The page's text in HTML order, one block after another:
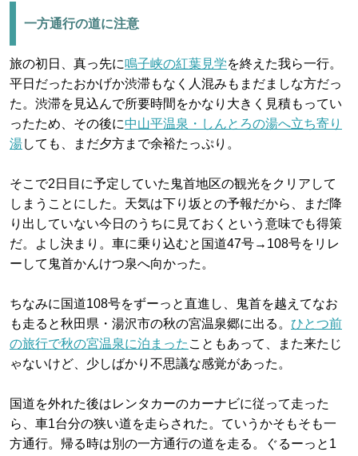
一方通行の道に注意
旅の初日、真っ先に鳴子峡の紅葉見学を終えた我ら一行。
平日だったおかげか渋滞もなく人混みもまだましな方だっ
た。渋滞を見込んで所要時間をかなり大きく見積もってい
ったため、その後に中山平温泉・しんとろの湯へ立ち寄り
湯しても、まだ夕方まで余裕たっぷり。
そこで2日目に予定していた鬼首地区の観光をクリアして
しまうことにした。天気は下り坂との予報だから、まだ降
り出していない今日のうちに見ておくという意味でも得策
だ。よし決まり。車に乗り込むと国道47号→108号をリレ
ーして鬼首かんけつ泉へ向かった。
ちなみに国道108号をずーっと直進し、鬼首を越えてなお
も走ると秋田県・湯沢市の秋の宮温泉郷に出る。 ひとつ前
の旅行で秋の宮温泉に泊まった こともあって、また来たじ
ゃないけど、少しばかり不思議な感覚があった。
国道を外れた後はレンタカーのカーナビに従って走った
ら、車1台分の狭い道を走らされた。ていうかそもそも一
方通行。帰る時は別の一方通行の道を走る。ぐるーっと1